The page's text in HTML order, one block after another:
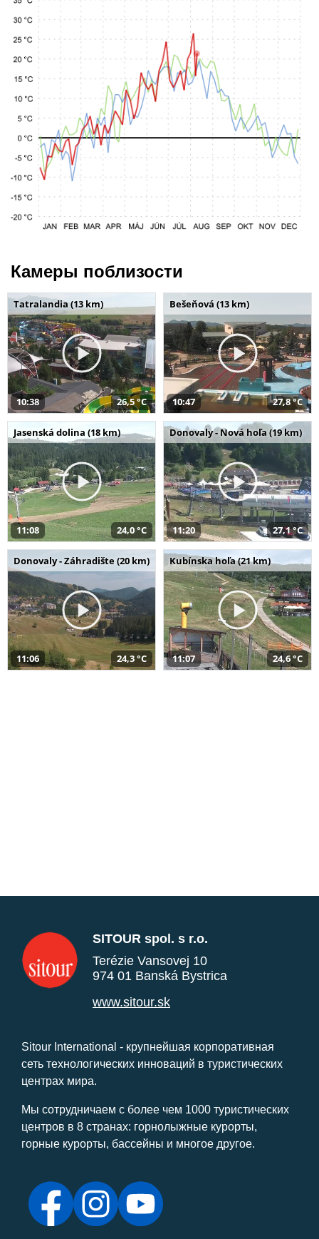
Камеры поблизости
Tatralandia (13 km)
10:38 26,5 °C
Bešeňová (13 km)
10:47 27,8 °C
Jasenská dolina (18 km)
11:08 24,0 °C
Donovaly - Nová hoľa (19 km)
11:20 27,1 °C
Donovaly - Záhradište (20 km)
11:06 24,3 °C
Kubínska hoľa (21 km)
11:07 24,6 °C
SITOUR spol. s r.o.
Terézie Vansovej 10
974 01 Banská Bystrica
www.sitour.sk
Sitour International - крупнейшая корпоративная
сеть технологических инноваций в туристических
центрах мира.
Мы сотрудничаем с более чем 1000 туристических
центров в 8 странах: горнолыжные курорты,
горные курорты, бассейны и многое другое.